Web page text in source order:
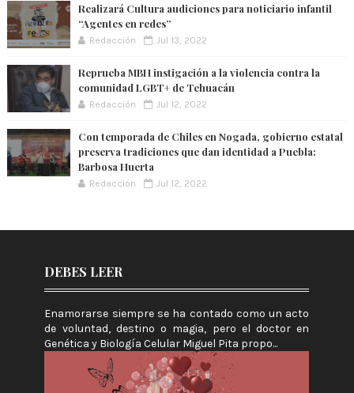
Realizará Cultura audiciones para noticiario infantil
“Agentes en redes”
Redacción Jul 13, 2022
Reprueba MBH instigación a la violencia contra la
comunidad LGBT+ de Tehuacán
Redacción Jul 12, 2022
Con temporada de Chiles en Nogada, gobierno estatal
preserva tradiciones que dan identidad a Puebla:
Barbosa Huerta
Redacción Jul 12, 2022
DEBES LEER
Enamorarse siempre se ha contado como un acto
de voluntad, destino o magia, pero el doctor en
Genética y Biología Celular Miguel Pita propo...